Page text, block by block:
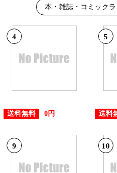
本・雑誌・コミック
4
送料無料 0円
5
送料
9 10